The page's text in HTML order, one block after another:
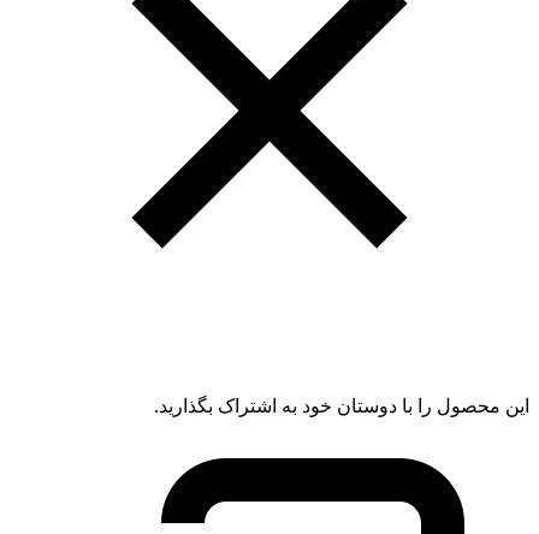
این محصول را با دوستان خود به اشتراک بگذارید.